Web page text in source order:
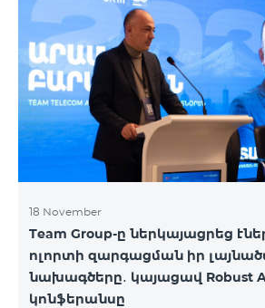
18 November
Team Group-ը ներկայացրեց
ոլորտի զարգացման իր
նախագծերը․ կայացավ Robust
կոնֆերանսը